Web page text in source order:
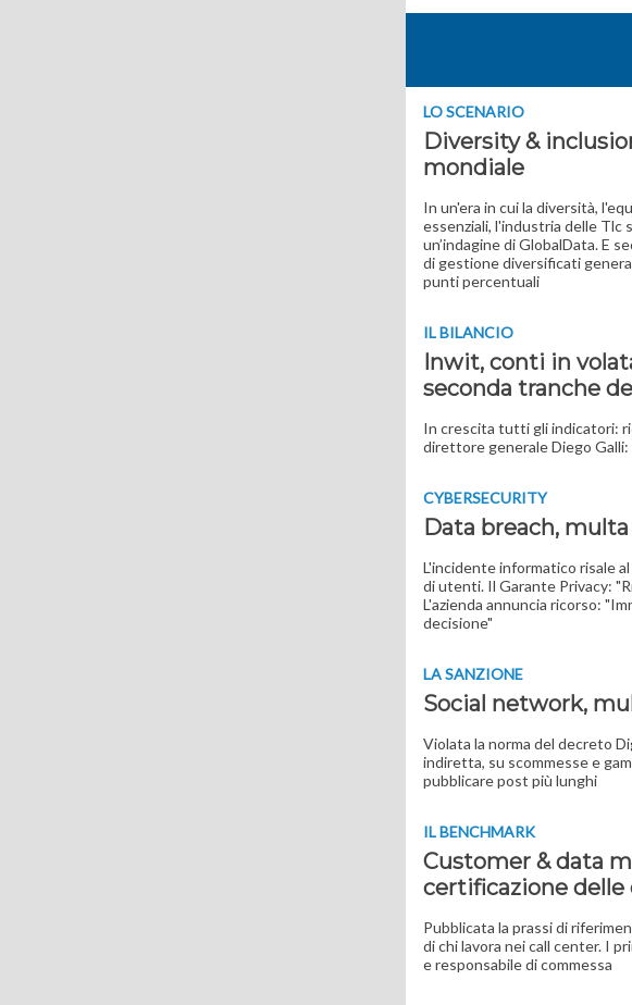
LO SCENARIO
Diversity &
mondiale
In un'era in cui la diversità,
essenziali, l'industria delle Tlc
un’indagine di GlobalData. E
di gestione diversificati
punti percentuali
IL BILANCIO
Inwit, conti in
seconda tranche
In crescita tutti gli indicatori:
direttore generale Diego
CYBERSECURITY
Data breach,
L'incidente informatico risale
di utenti. Il Garante Privacy:
L'azienda annuncia ricorso:
decisione"
LA SANZIONE
Social network,
Violata la norma del decreto
indiretta, su scommesse e
pubblicare post più lunghi
IL BENCHMARK
Customer & data
certificazione
Pubblicata la prassi di
di chi lavora nei call center. I
e responsabile di commessa